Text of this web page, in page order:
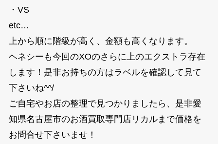
・VS
etc…
上から順に階級が高く、金額も高くなります。
ヘネシーも今回のXOのさらに上のエクストラ存在
します！是非お持ちの方はラベルを確認して見て
下さいね^^/
ご自宅やお店の整理で見つかりましたら、是非愛
知県名古屋市のお酒買取専門店リカルまで価格を
お問合せ下さいませ！